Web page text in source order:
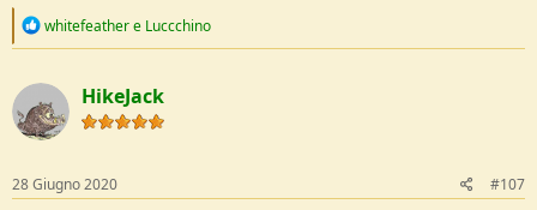
R
c
t
i
o
s
:
whitefeathere Luccchino
HikeJack
28 Giugno 2020 #107